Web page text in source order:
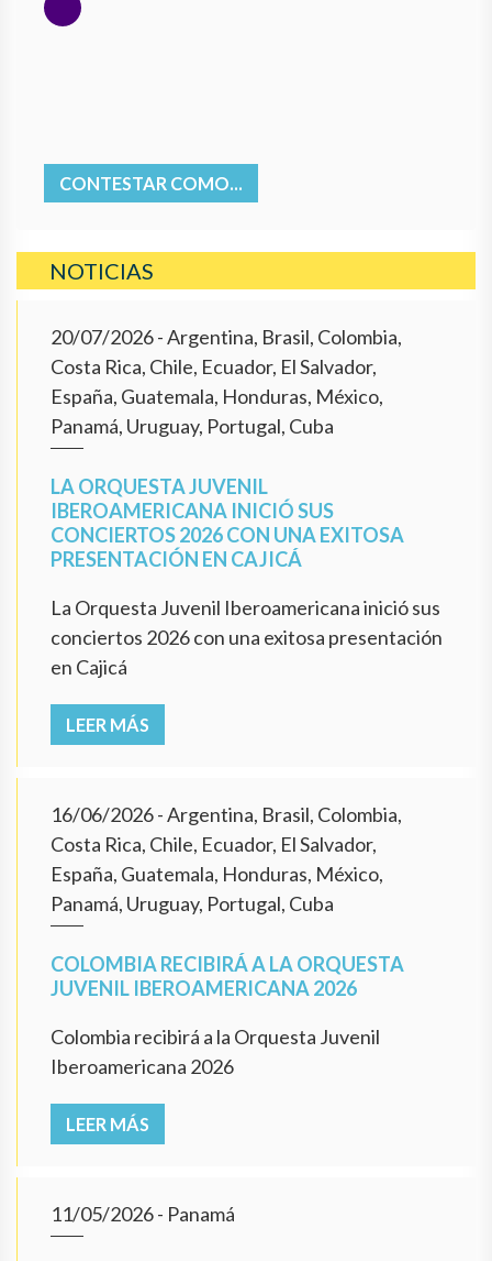
CONTESTAR COMO...
NOTICIAS
20/07/2026- Argentina, Brasil, Colombia,
Costa Rica, Chile, Ecuador, El Salvador,
España, Guatemala, Honduras, México,
Panamá, Uruguay, Portugal, Cuba
LA ORQUESTA JUVENIL
IBEROAMERICANA INICIÓ SUS
CONCIERTOS 2026 CON UNA EXITOSA
PRESENTACIÓN EN CAJICÁ
La Orquesta Juvenil Iberoamericana inició sus
conciertos 2026 con una exitosa presentación
en Cajicá
LEER MÁS
16/06/2026- Argentina, Brasil, Colombia,
Costa Rica, Chile, Ecuador, El Salvador,
España, Guatemala, Honduras, México,
Panamá, Uruguay, Portugal, Cuba
COLOMBIA RECIBIRÁ A LA ORQUESTA
JUVENIL IBEROAMERICANA 2026
Colombia recibirá a la Orquesta Juvenil
Iberoamericana 2026
LEER MÁS
11/05/2026- Panamá